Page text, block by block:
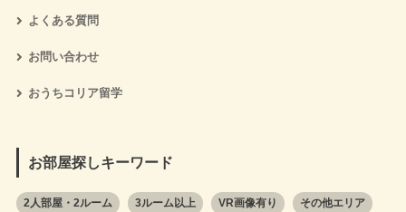
よくある質問
お問い合わせ
おうちコリア留学
お部屋探しキーワード
2人部屋・2ルーム 3ルーム以上 VR画像有り その他エリア